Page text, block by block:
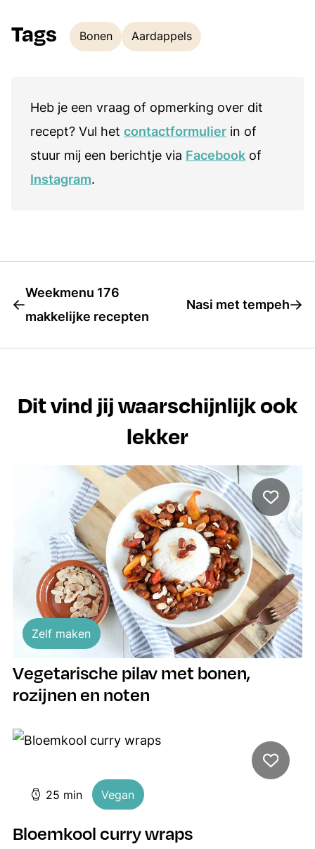
Tags
Tags
Bonen Aardappels
Heb je een vraag of opmerking over dit
recept? Vul het contactformulier in of
stuur mij een berichtje via Facebook of
Instagram.
Weekmenu 176
makkelijke recepten
Nasi met tempeh
Dit vind jij waarschijnlijk ook
lekker
Zelf maken
Vegetarische pilav met bonen,
rozijnen en noten
25 minuten
min Vegan
Bloemkool curry wraps